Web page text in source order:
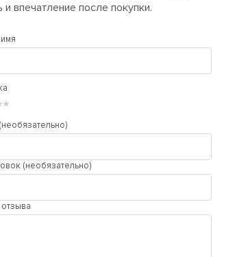
и впечатление после покупки.
★
(необязательно)